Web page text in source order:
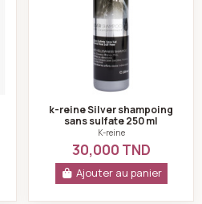
k-reine Silver shampoing
sans sulfate 250 ml
K-reine
30,000 TND
Ajouter au panier